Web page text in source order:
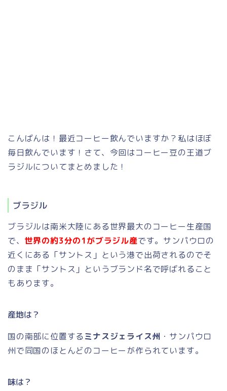
こんばんは！最近コーヒー飲んでいますか？私はほぼ
毎日飲んでいます！さて、今回はコーヒー豆の王道ブ
ラジルについてまとめました！
ブラジル
ブラジルは南米大陸にある世界最大のコーヒー生産国
で、 世界の約3分の1がブラジル産です。サンパウロの
近くにある「サントス」という港で出荷されるのでそ
のまま「サントス」というブランド名で呼ばれること
もあります。
産地は？
国の南部に位置するミナスジェライス州 ・サンパウロ
州で同国のほとんどのコーヒーが作られています。
味は？